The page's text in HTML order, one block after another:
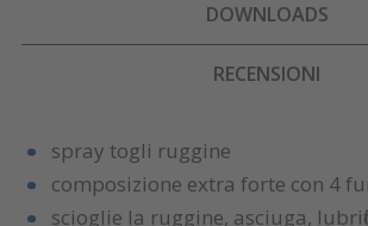
DOWNLOADS
RECENSIONI
spray togli ruggine
composizione extra forte con 4
scioglie la ruggine, asciuga,